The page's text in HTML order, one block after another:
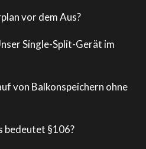
vor dem Aus?
Single-Split-Gerät im
von Balkonspeichern ohne
bedeutet §106?